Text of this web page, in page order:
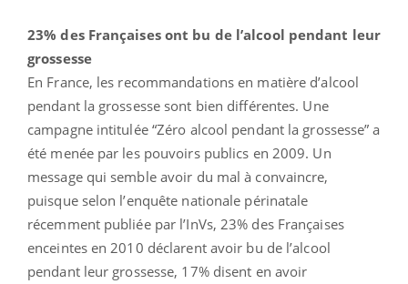
23% des Françaises ont bu de l’alcool pendant leur
grossesse
En France, les recommandations en matière d’alcool
pendant la grossesse sont bien différentes. Une
campagne intitulée “Zéro alcool pendant la grossesse” a
été menée par les pouvoirs publics en 2009. Un
message qui semble avoir du mal à convaincre,
puisque selon l’enquête nationale périnatale
récemment publiée par l’InVs, 23% des Françaises
enceintes en 2010 déclarent avoir bu de l’alcool
pendant leur grossesse, 17% disent en avoir